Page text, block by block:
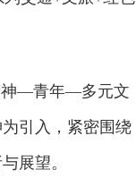
神—青年—多元文
引入，紧密围绕
展望。